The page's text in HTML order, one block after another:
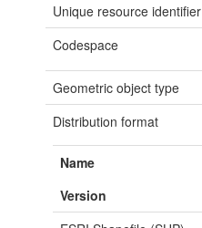
Unique resource identifier
Codespace
Geometric object type
Distribution format
Name
Version